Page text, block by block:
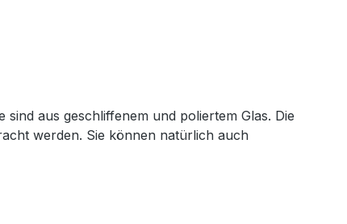
aus geschliffenem und poliertem Glas. Die
werden. Sie können natürlich auch